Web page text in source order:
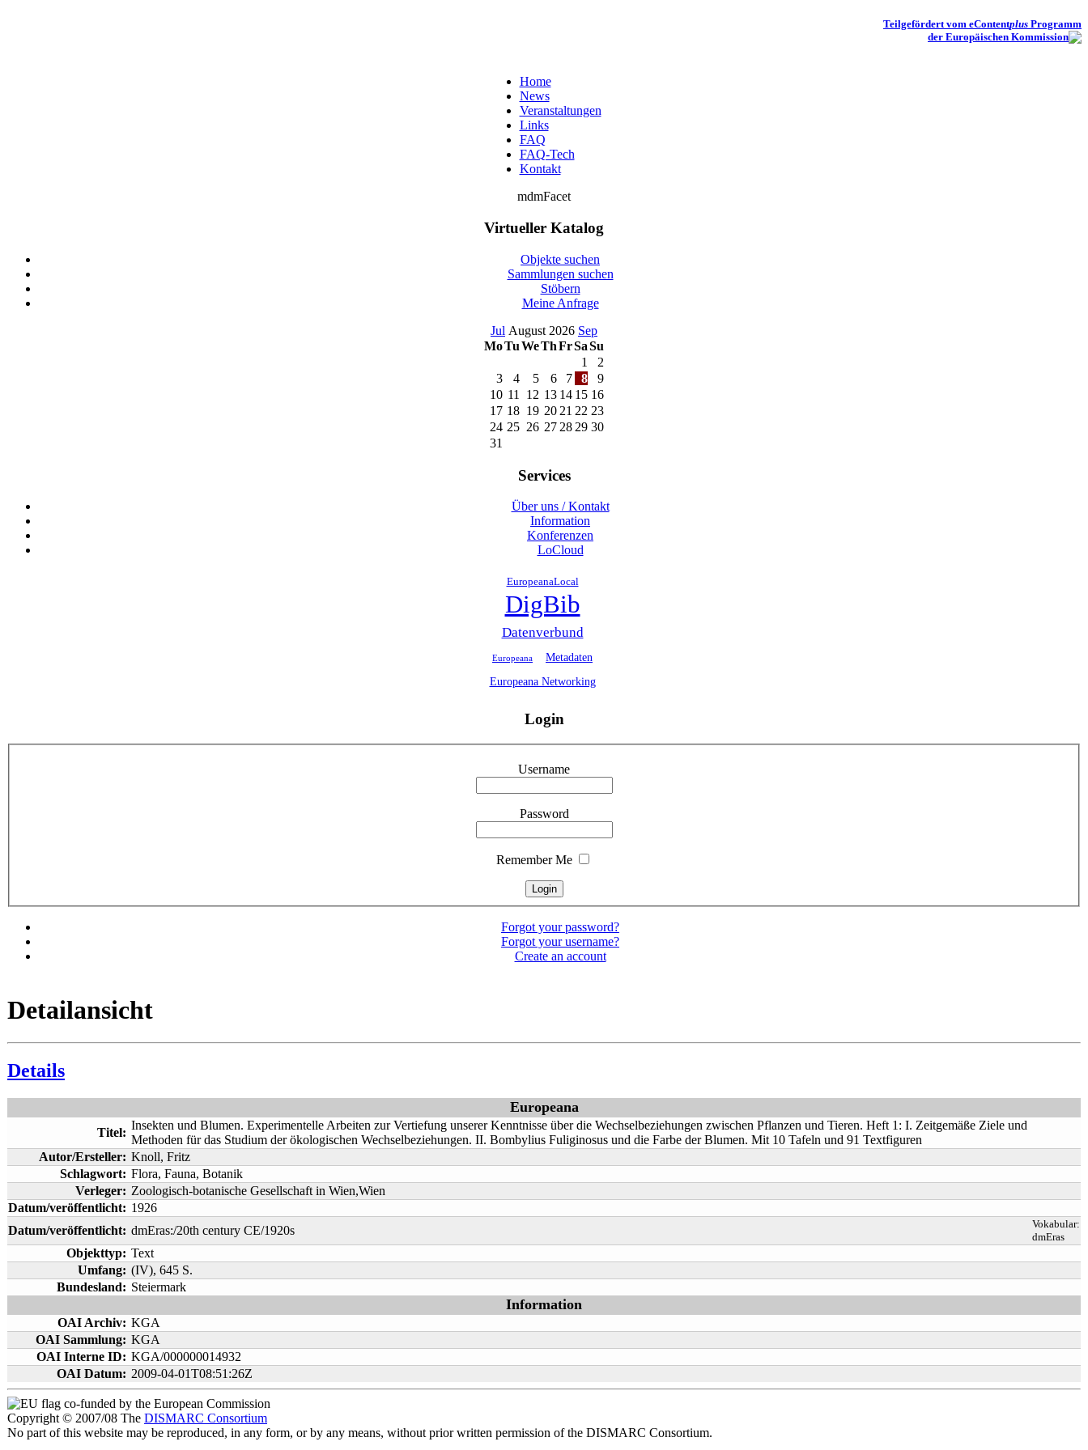
Teilgefördert vom eContentplus Programm
der Europäischen Kommission
Home
News
Veranstaltungen
Links
FAQ
FAQ-Tech
Kontakt
mdmFacet
Virtueller Katalog
Objekte suchen
Sammlungen suchen
Stöbern
Meine Anfrage
Jul August 2026 Sep
MoTuWeThFrSaSu
1
2
3
4 5 6 7 8
9
10 11 12 13 14 15 16
17 18 19 20 21 22 23
24 25 26 27 28 29 30
31
Services
Über uns / Kontakt
Information
Konferenzen
LoCloud
EuropeanaLocal
DigBib
Datenverbund
Europeana
Metadaten
Europeana Networking
Login
Username
Password
Remember Me
Forgot your password?
Forgot your username?
Create an account
Detailansicht
Details
Europeana
Titel:
Insekten und Blumen. Experimentelle Arbeiten zur Vertiefung unserer Kenntnisse über die Wechselbeziehungen zwischen Pflanzen und Tieren. Heft 1: I. Zeitgemäße Ziele und
Methoden für das Studium der ökologischen Wechselbeziehungen. II. Bombylius Fuliginosus und die Farbe der Blumen. Mit 10 Tafeln und 91 Textfiguren
Autor/Ersteller: Knoll, Fritz
Schlagwort: Flora, Fauna, Botanik
Verleger: Zoologisch-botanische Gesellschaft in Wien,Wien
Datum/veröffentlicht: 1926
Datum/veröffentlicht: dmEras:/20th century CE/1920s
Vokabular:
dmEras
Objekttyp: Text
Umfang: (IV), 645 S.
Bundesland: Steiermark
Information
OAI Archiv: KGA
OAI Sammlung: KGA
OAI Interne ID: KGA/000000014932
OAI Datum: 2009-04-01T08:51:26Z
co-funded by the European Commission
Copyright © 2007/08 The DISMARC Consortium
No part of this website may be reproduced, in any form, or by any means, without prior written permission of the DISMARC Consortium.